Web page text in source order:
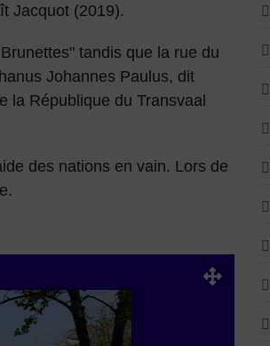
Jacquot (2019).
tandis que la rue du
Johannes Paulus, dit
la République du Transvaal
des nations en vain. Lors de